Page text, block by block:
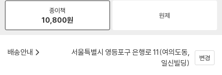
종이책
10,800원 원제
배송안내
서울특별시 영등포구 은행로 11(여의도동,
일신빌딩)
변경